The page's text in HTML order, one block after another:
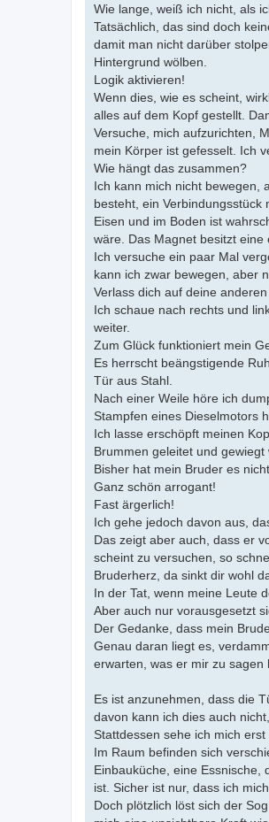
Wie lange, weiß ich nicht, als
Tatsächlich, das sind doch
damit man nicht darüber
Hintergrund wölben.
Logik aktivieren!
Wenn dies, wie es scheint,
alles auf dem Kopf gestellt.
Versuche, mich aufzurichten,
mein Körper ist gefesselt. Ich
Wie hängt das zusammen?
Ich kann mich nicht bewegen,
besteht, ein
Eisen und im Boden ist
wäre. Das Magnet besitzt eine
Ich versuche ein paar Mal
kann ich zwar bewegen, aber
Verlass dich auf deine
Ich schaue nach rechts und
weiter.
Zum Glück funktioniert mein
Es herrscht beängstigende
Tür aus Stahl.
Nach einer Weile höre ich
Stampfen eines Dieselmotors
Ich lasse erschöpft meinen
Brummen geleitet und gewiegt
Bisher hat mein Bruder es
Ganz schön arrogant!
Fast ärgerlich!
Ich gehe jedoch davon aus,
Das zeigt aber auch, dass er
scheint zu versuchen, so
Bruderherz, da sinkt dir wohl
In der Tat, wenn meine Leute
Aber auch nur vorausgesetzt
Der Gedanke, dass mein
Genau daran liegt es,
erwarten, was er mir zu
Es ist anzunehmen, dass die
davon kann ich dies auch
Stattdessen sehe ich mich erst
Im Raum befinden sich
Einbauküche, eine Essnische,
ist. Sicher ist nur, dass ich
Doch plötzlich löst sich der